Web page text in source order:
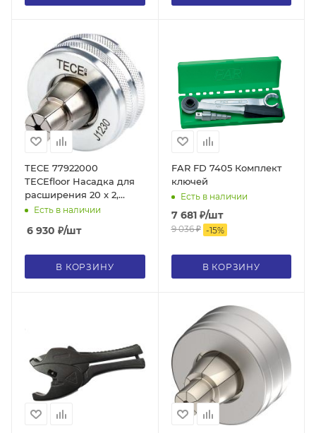
TECE 77922000
TECEfloor Насадка для
расширения 20 x 2,
подходит для ручного
Есть в наличии
6 930 ₽/шт
В КОРЗИНУ
FAR FD 7405 Комплект
ключей
Есть в наличии
7 681₽/шт
9 036₽ -15%
В КОРЗИНУ